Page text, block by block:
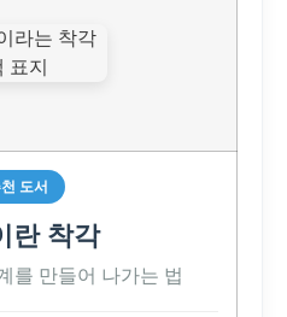
도서
란 착각
를 만들어 나가는 법